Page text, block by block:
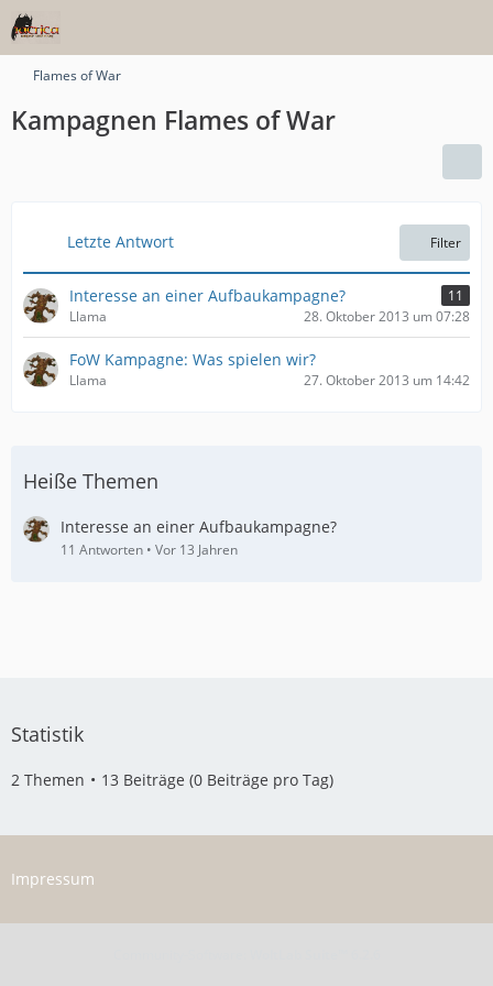
Flames of War
Kampagnen Flames of War
Letzte Antwort Filter
Interesse an einer Aufbaukampagne?
11
Llama
28. Oktober 2013 um 07:28
FoW Kampagne: Was spielen wir?
Llama 27. Oktober 2013 um 14:42
Heiße Themen
Interesse an einer Aufbaukampagne?
11 Antworten Vor 13 Jahren
Statistik
2 Themen 13 Beiträge (0 Beiträge pro Tag)
Impressum